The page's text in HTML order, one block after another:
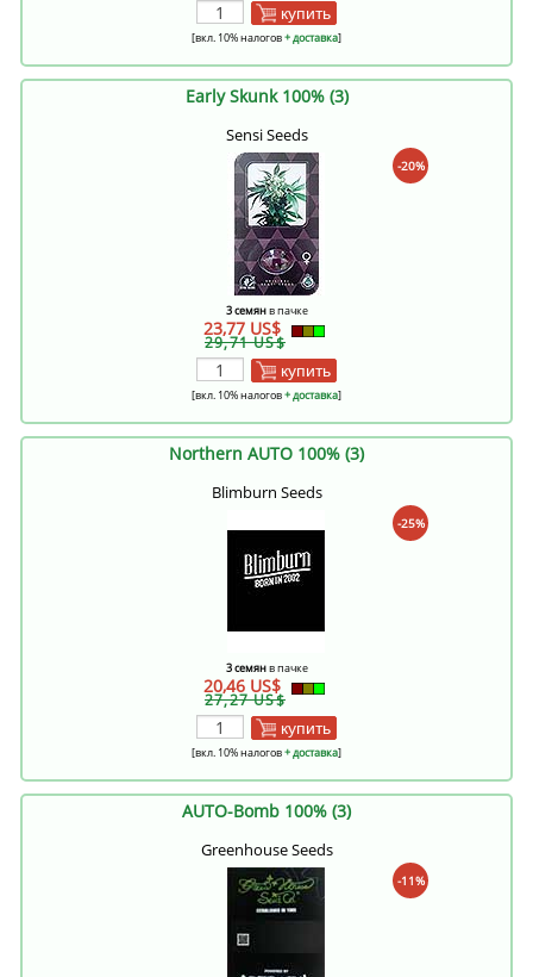
купить
[вкл. 10% налогов+ доставка]
Early Skunk 100% (3)
Sensi Seeds
-20%
3 семянв пачке
23,77 US$
29,71 US$
купить
[вкл. 10% налогов+ доставка]
Northern AUTO 100% (3)
Blimburn Seeds
-25%
3 семянв пачке
20,46 US$
27,27 US$
купить
[вкл. 10% налогов+ доставка]
AUTO-Bomb 100% (3)
Greenhouse Seeds
-11%